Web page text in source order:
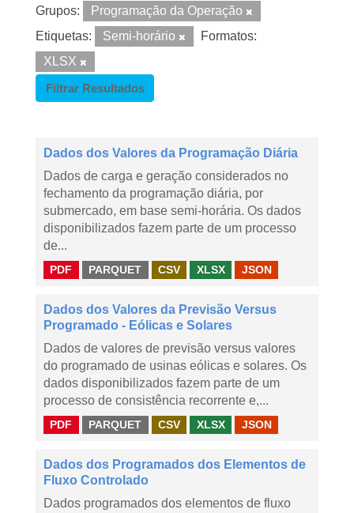
Grupos:
Programação da Operação
Etiquetas:
Semi-horário
Formatos:
XLSX
Filtrar Resultados
Dados dos Valores da Programação Diária
Dados de carga e geração considerados no
fechamento da programação diária, por
submercado, em base semi-horária. Os dados
disponibilizados fazem parte de um processo
de...
PDF PARQUET CSV XLSX JSON
Dados dos Valores da Previsão Versus
Programado - Eólicas e Solares
Dados de valores de previsão versus valores
do programado de usinas eólicas e solares. Os
dados disponibilizados fazem parte de um
processo de consistência recorrente e,...
PDF PARQUET CSV XLSX JSON
Dados dos Programados dos Elementos de
Fluxo Controlado
Dados programados dos elementos de fluxo